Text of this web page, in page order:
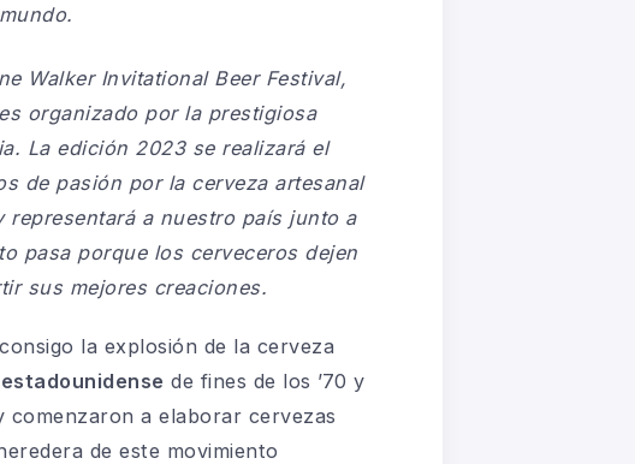
Walker Invitational Beer Festival,
organizado por la prestigiosa
La edición 2023 se realizará el
de pasión por la cerveza artesanal
a nuestro país junto a
pasa porque los cerveceros dejen
sus mejores creaciones.
la explosión de la cerveza
de fines de los ’70 y
a elaborar cervezas
de este movimiento